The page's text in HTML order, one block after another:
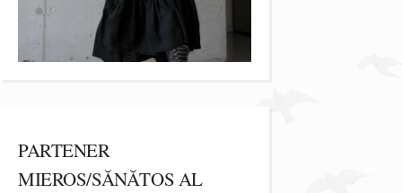
PARTENER
MIEROS/SĂNĂTOS AL